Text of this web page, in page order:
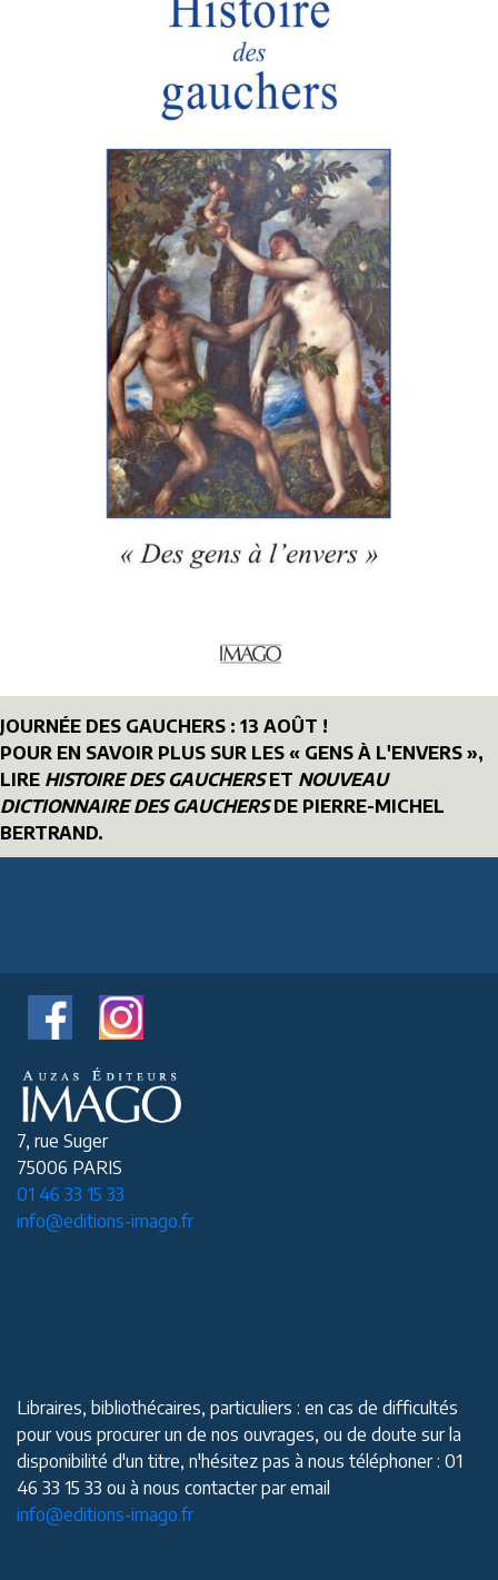
JOURNÉE DES GAUCHERS : 13 AOÛT !
POUR EN SAVOIR PLUS SUR LES « GENS À L'ENVERS »,
LIRE HISTOIRE DES GAUCHERSET NOUVEAU
DICTIONNAIRE DES GAUCHERSDE PIERRE-MICHEL
BERTRAND.
7, rue Suger
75006 PARIS
01 46 33 15 33
info@editions-imago.fr
Libraires, bibliothécaires, particuliers : en cas de difficultés
pour vous procurer un de nos ouvrages, ou de doute sur la
disponibilité d'un titre, n'hésitez pas à nous téléphoner : 01
46 33 15 33 ou à nous contacter par email
info@editions-imago.fr